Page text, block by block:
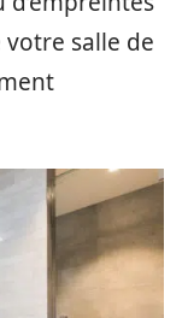
salle de